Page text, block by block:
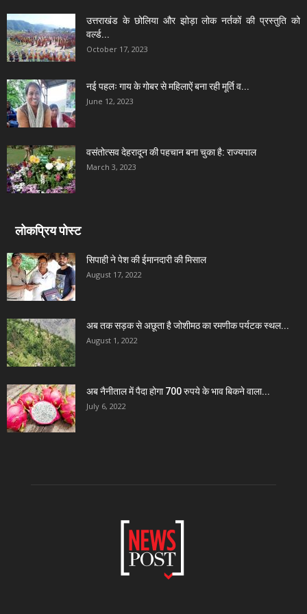
उत्तराखंड के छोलिया और झोड़ा लोक नर्तकों की प्रस्तुति को
वर्ल्ड...
October 17, 2023
नई पहलः गाय के गोबर से महिलाऐं बना रही मूर्ति व...
June 12, 2023
वसंतोत्सव देहरादून की पहचान बना चुका है: राज्यपाल
March 3, 2023
लोकप्रिय पोस्ट
सिपाही ने पेश की ईमानदारी की मिसाल
August 17, 2022
अब तक सड़क से अछूता है जोशीमठ का रमणीक पर्यटक स्थल...
August 1, 2022
अब नैनीताल में पैदा होगा 700 रुपये के भाव बिकने वाला...
July 6, 2022